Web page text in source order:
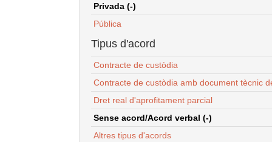
Privada (-)
Pública
Tipus d'acord
Contracte de custòdia
Contracte de custòdia amb document tècnic
Dret real d'aprofitament parcial
Sense acord/Acord verbal (-)
Altres tipus d'acords